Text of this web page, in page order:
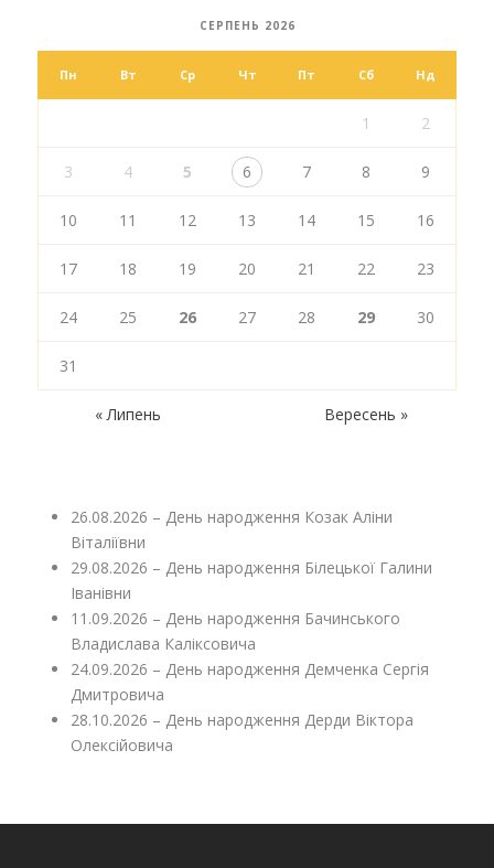
СЕРПЕНЬ 2026
Пн Вт Ср Чт Пт Сб Нд
1 2
3 4 5 6 7 8 9
10 11 12 13 14 15 16
17 18 19 20 21 22 23
24 25 26 27 28 29 30
31
« Липень Вересень »
26.08.2026 – День народження Козак Аліни
Віталіївни
29.08.2026 – День народження Білецької Галини
Іванівни
11.09.2026 – День народження Бачинського
Владислава Каліксовича
24.09.2026 – День народження Демченка Сергія
Дмитровича
28.10.2026 – День народження Дерди Віктора
Олексійовича